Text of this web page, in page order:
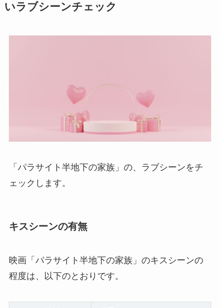
いラブシーンチェック
「パラサイト半地下の家族」の、ラブシーンをチ
ェックします。
キスシーンの有無
映画「パラサイト半地下の家族」のキスシーンの
程度は、以下のとおりです。